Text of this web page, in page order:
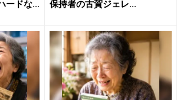
ードな...
保持者の古賀ジェレ...